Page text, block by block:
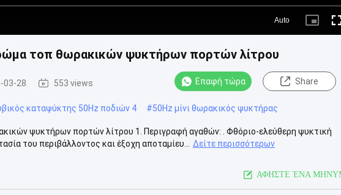
Auto
Picture-
τοπ θωρακικών ψυκτήρων πορτών λίτρου
03-28 553 views Επαφή τώρα Share
καταψύκτης 50Hz ποδιών 4 #50Hz μίνι θωρακικός ψυκτήρας
ψυκτήρων πορτών λίτρου 1. Περιγραφή αγαθών: . Φθόριο-ελεύθερη ψυκτική
του περιβάλλοντος και έξοχη αποταμίευ...
Δείτε περισσότερων
ΑΦΗΣΤΕ ΈΝΑ